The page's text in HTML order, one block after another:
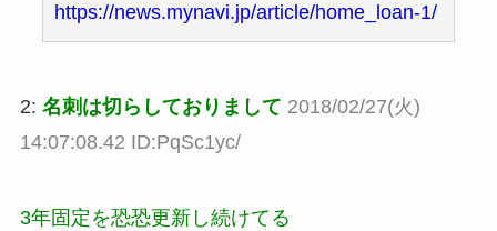
https://news.mynavi.jp/article/home_loan-1/
2: 名刺は切らしておりまして 2018/02/27(火)
14:07:08.42 ID:PqSc1yc/
3年固定を恐恐更新し続けてる